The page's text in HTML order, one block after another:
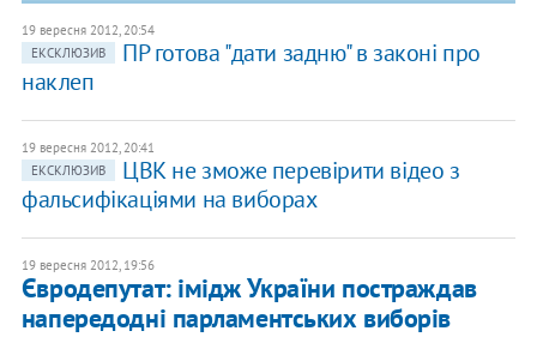
19 вересня 2012, 20:54
ЕКСКЛЮЗИВ
ПР готова "дати задню" в законі про
наклеп
19 вересня 2012, 20:41
ЕКСКЛЮЗИВ
ЦВК не зможе перевірити відео з
фальсифікаціями на виборах
19 вересня 2012, 19:56
Євродепутат: імідж України постраждав
напередодні парламентських виборів